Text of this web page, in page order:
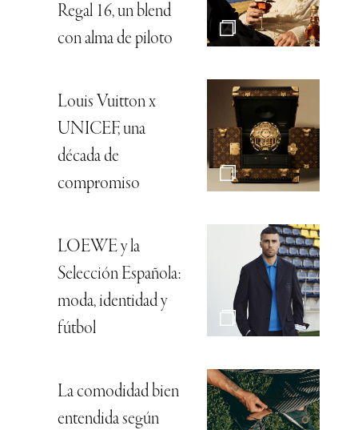
Regal 16, un blend
con alma de piloto
Louis Vuitton x
UNICEF, una
década de
compromiso
LOEWE y la
Selección Española:
moda, identidad y
fútbol
La comodidad bien
entendida según